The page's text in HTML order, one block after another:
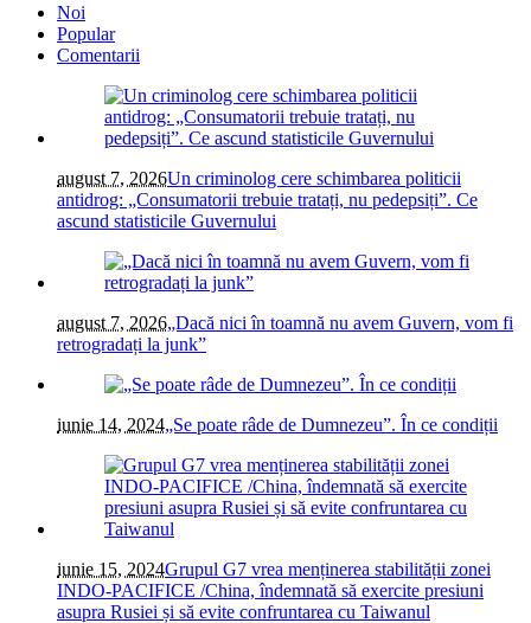
Noi
Popular
Comentarii
august 7, 2026Un criminolog cere schimbarea politicii
antidrog: „Consumatorii trebuie tratați, nu pedepsiți”. Ce
ascund statisticile Guvernului
august 7, 2026„Dacă nici în toamnă nu avem Guvern, vom fi
retrogradați la junk”
iunie 14, 2024„Se poate râde de Dumnezeu”. În ce condiții
iunie 15, 2024Grupul G7 vrea menținerea stabilității zonei
INDO-PACIFICE /China, îndemnată să exercite presiuni
asupra Rusiei și să evite confruntarea cu Taiwanul